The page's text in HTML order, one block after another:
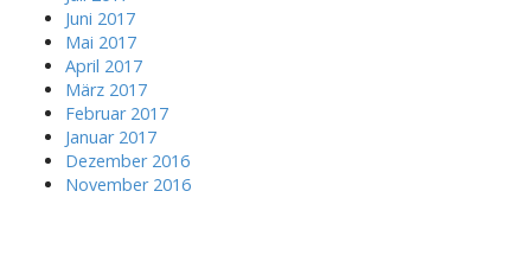
Juni 2017
Mai 2017
April 2017
März 2017
Februar 2017
Januar 2017
Dezember 2016
November 2016